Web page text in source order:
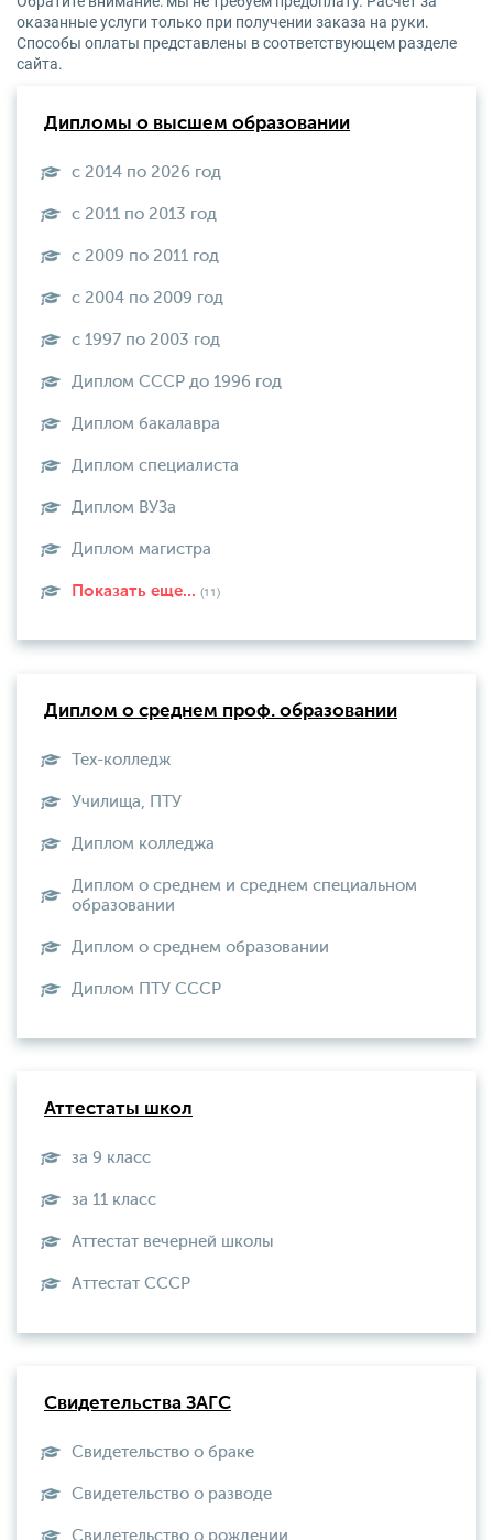
оказанные услуги только при получении заказа на руки.
Способы оплаты представлены в соответствующем разделе
сайта.
Дипломы о высшем образовании
с 2014 по 2026 год
с 2011 по 2013 год
с 2009 по 2011 год
с 2004 по 2009 год
с 1997 по 2003 год
Диплом СССР до 1996 год
Диплом бакалавра
Диплом специалиста
Диплом ВУЗа
Диплом магистра
Показать еще... (11)
Диплом о среднем проф. образовании
Тех-колледж
Училища, ПТУ
Диплом колледжа
Диплом о среднем и среднем специальном
образовании
Диплом о среднем образовании
Диплом ПТУ СССР
Аттестаты школ
за 9 класс
за 11 класс
Аттестат вечерней школы
Aттестат СССР
Свидетельства ЗАГС
Свидетельство о браке
Свидетельство о разводе
Свидетельство о рождении